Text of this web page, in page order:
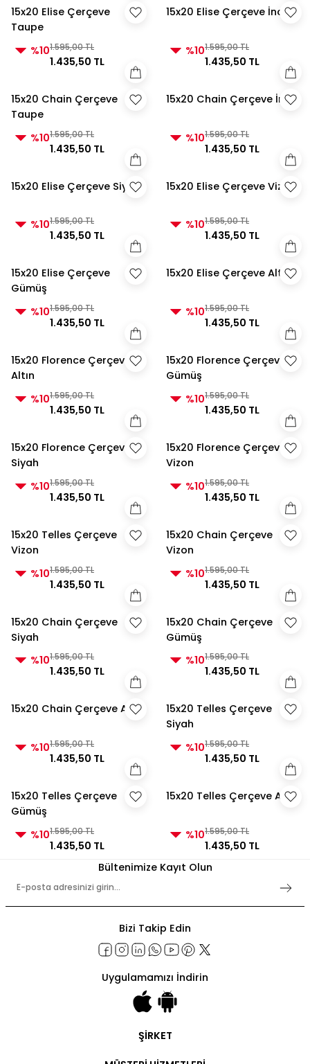
15x20 Elise Çerçeve
Taupe
%101.595,00 TL
1.435,50 TL
15x20 Elise Çerçeve İnci
%101.595,00 TL
1.435,50 TL
15x20 Chain Çerçeve
Taupe
%101.595,00 TL
1.435,50 TL
15x20 Chain Çerçeve İnci
%101.595,00 TL
1.435,50 TL
15x20 Elise Çerçeve Siyah
%101.595,00 TL
1.435,50 TL
15x20 Elise Çerçeve Vizon
%101.595,00 TL
1.435,50 TL
15x20 Elise Çerçeve
Gümüş
%101.595,00 TL
1.435,50 TL
15x20 Elise Çerçeve Altın
%101.595,00 TL
1.435,50 TL
15x20 Florence Çerçeve
Altın
%101.595,00 TL
1.435,50 TL
15x20 Florence Çerçeve
Gümüş
%101.595,00 TL
1.435,50 TL
15x20 Florence Çerçeve
Siyah
%101.595,00 TL
1.435,50 TL
15x20 Florence Çerçeve
Vizon
%101.595,00 TL
1.435,50 TL
15x20 Telles Çerçeve
Vizon
%101.595,00 TL
1.435,50 TL
15x20 Chain Çerçeve
Vizon
%101.595,00 TL
1.435,50 TL
15x20 Chain Çerçeve
Siyah
%101.595,00 TL
1.435,50 TL
15x20 Chain Çerçeve
Gümüş
%101.595,00 TL
1.435,50 TL
15x20 Chain Çerçeve Altın
%101.595,00 TL
1.435,50 TL
15x20 Telles Çerçeve
Siyah
%101.595,00 TL
1.435,50 TL
15x20 Telles Çerçeve
Gümüş
%101.595,00 TL
1.435,50 TL
15x20 Telles Çerçeve Altın
%101.595,00 TL
1.435,50 TL
Bültenimize Kayıt Olun
Bizi Takip Edin
Uygulamamızı İndirin
ŞİRKET